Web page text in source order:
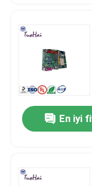
Bize Ulaşın
Bir teklif isteği
ATM Makine
Wincor ATM
En iyi